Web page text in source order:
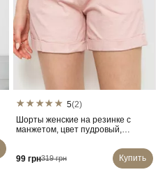
5(2)
Шорты женские на резинке с
манжетом, цвет пудровый,
99 грн319 грн Купить